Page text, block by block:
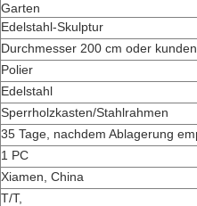
Garten
Edelstahl-Skulptur
Durchmesser 200 cm oder
Polier
Edelstahl
Sperrholzkasten/Stahlrahmen
35 Tage, nachdem Ablagerung
1 PC
Xiamen, China
T/T,